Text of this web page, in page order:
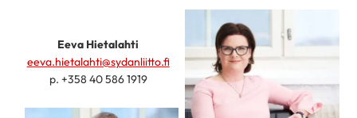
Eeva Hietalahti
eeva.hietalahti@sydanliitto.fi
p. +358 40 586 1919